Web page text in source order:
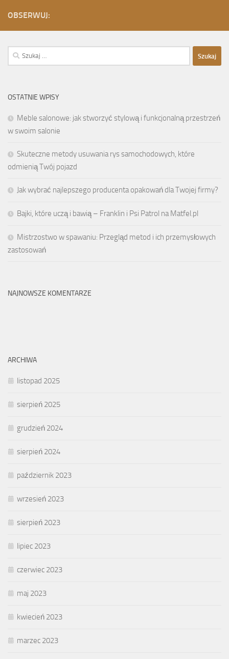
OBSERWUJ:
Szukaj:
OSTATNIE WPISY
Meble salonowe: jak stworzyć stylową i funkcjonalną przestrzeń
w swoim salonie
Skuteczne metody usuwania rys samochodowych, które
odmienią Twój pojazd
Jak wybrać najlepszego producenta opakowań dla Twojej firmy?
Bajki, które uczą i bawią – Franklin i Psi Patrol na Matfel.pl
Mistrzostwo w spawaniu: Przegląd metod i ich przemysłowych
zastosowań
NAJNOWSZE KOMENTARZE
ARCHIWA
listopad 2025
sierpień 2025
grudzień 2024
sierpień 2024
październik 2023
wrzesień 2023
sierpień 2023
lipiec 2023
czerwiec 2023
maj 2023
kwiecień 2023
marzec 2023